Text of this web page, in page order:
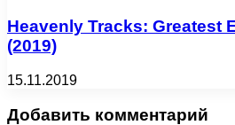
Heavenly Tracks: Greatest
(2019)
15.11.2019
Добавить комментарий